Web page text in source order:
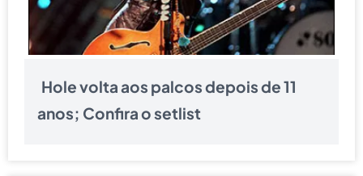
Hole volta aos palcos depois de 11
anos; Confira o setlist